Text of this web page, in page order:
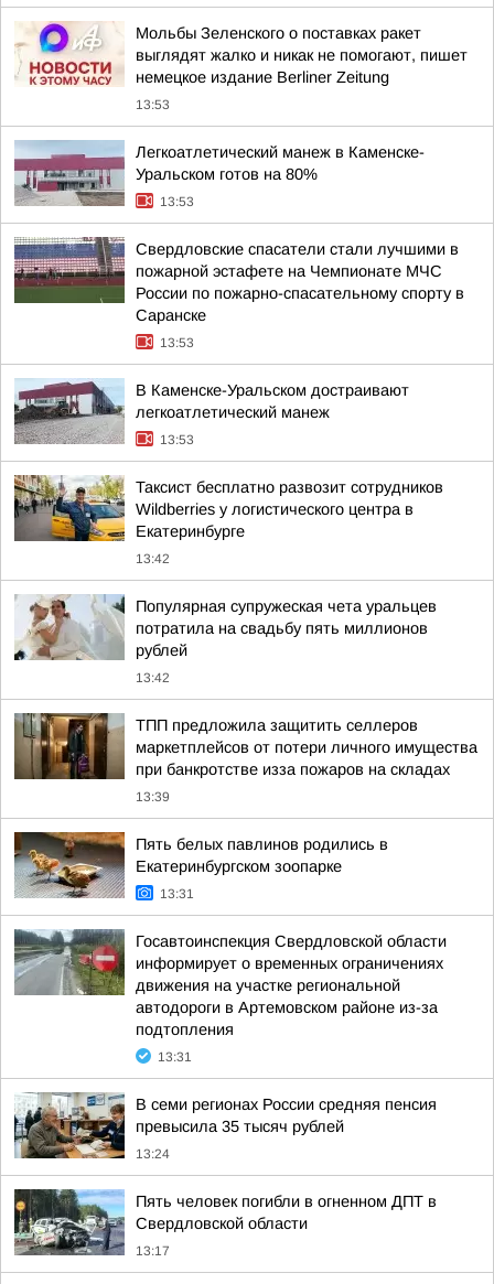
Мольбы Зеленского о поставках ракет
выглядят жалко и никак не помогают, пишет
немецкое издание Berliner Zeitung
13:53
Легкоатлетический манеж в Каменске-
Уральском готов на 80%
13:53
Свердловские спасатели стали лучшими в
пожарной эстафете на Чемпионате МЧС
России по пожарно-спасательному спорту в
Саранске
13:53
В Каменске-Уральском достраивают
легкоатлетический манеж
13:53
Таксист бесплатно развозит сотрудников
Wildberries у логистического центра в
Екатеринбурге
13:42
Популярная супружеская чета уральцев
потратила на свадьбу пять миллионов
рублей
13:42
ТПП предложила защитить селлеров
маркетплейсов от потери личного имущества
при банкротстве изза пожаров на складах
13:39
Пять белых павлинов родились в
Екатеринбургском зоопарке
13:31
Госавтоинспекция Свердловской области
информирует о временных ограничениях
движения на участке региональной
автодороги в Артемовском районе из-за
подтопления
13:31
В семи регионах России средняя пенсия
превысила 35 тысяч рублей
13:24
Пять человек погибли в огненном ДПТ в
Свердловской области
13:17